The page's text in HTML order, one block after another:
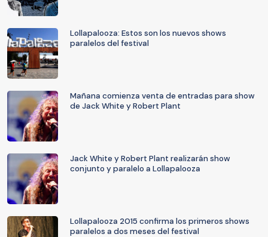
Lollapalooza: Estos son los nuevos shows
paralelos del festival
Mañana comienza venta de entradas para show
de Jack White y Robert Plant
Jack White y Robert Plant realizarán show
conjunto y paralelo a Lollapalooza
Lollapalooza 2015 confirma los primeros shows
paralelos a dos meses del festival